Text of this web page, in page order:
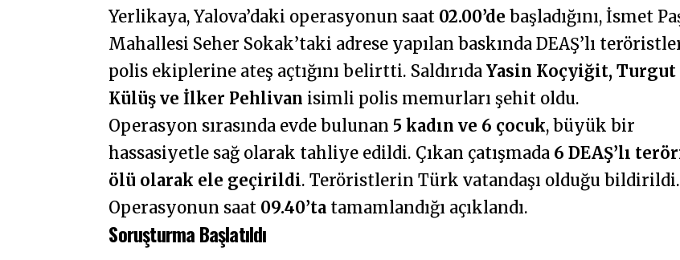
Yerlikaya, Yalova’daki operasyonun saat 02.00’de başladığını, İsmet
Mahallesi Seher Sokak’taki adrese yapılan baskında DEAŞ’lı
polis ekiplerine ateş açtığını belirtti. SaldırıdaYasin Koçyiğit, Turgut
Külüş ve İlker Pehlivan isimli polis memurları şehit oldu.
Operasyon sırasında evde bulunan 5 kadın ve 6 çocuk, büyük bir
hassasiyetle sağ olarak tahliye edildi. Çıkan çatışmada 6 DEAŞ’lı
ölü olarak ele geçirildi. Teröristlerin Türk vatandaşı olduğu bildirildi.
Operasyonun saat 09.40’ta tamamlandığı açıklandı.
Soruşturma Başlatıldı